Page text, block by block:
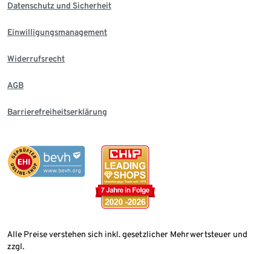
Datenschutz und Sicherheit
Einwilligungsmanagement
Widerrufsrecht
AGB
Barrierefreiheitserklärung
Alle Preise verstehen sich inkl. gesetzlicher Mehrwertsteuer und
zzgl.